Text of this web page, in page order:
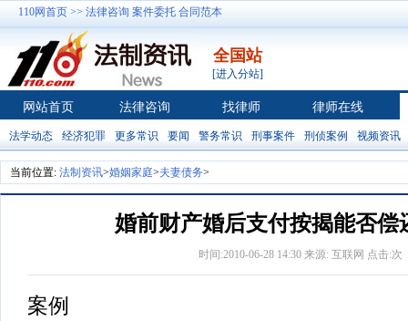
110网首页 >> 法律咨询 案件委托 合同范本
全国站
[进入分站]
网站首页 法律咨询 找律师 律师在线
法学动态 经济犯罪 更多常识 要闻 警务常识 刑事案件 刑侦案例 视频资讯
当前位置: 法制资讯>婚姻家庭>夫妻债务>
婚前财产婚后支付按揭能否偿
时间:2010-06-28 14:30 来源: 互联网 点击:次
案例